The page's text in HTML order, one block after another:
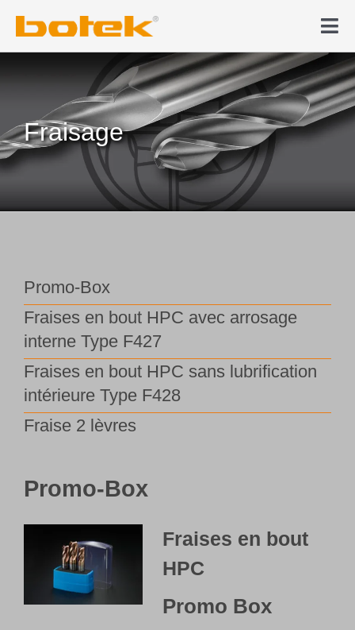
content
Forage profond
Actualités & Médias
Boutique en ligne
Français
Fraisage
Promo-Box
Fraises en bout HPC avec arrosage
interne Type F427
Fraises en bout HPC sans lubrification
intérieure Type F428
Fraise 2 lèvres
Promo-Box
Fraises en bout
HPC
Promo Box